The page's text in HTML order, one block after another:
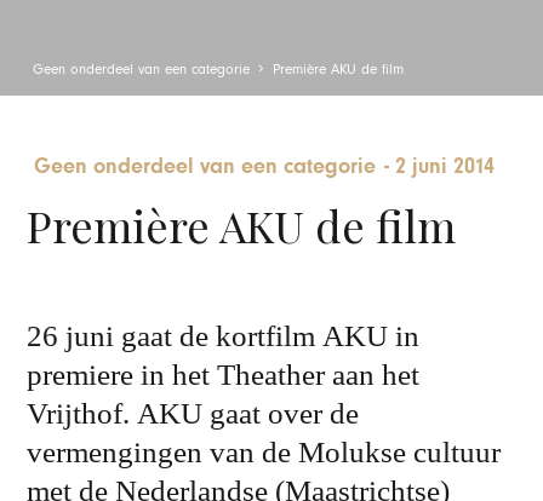
Geen onderdeel van een categorie Première AKU de film
Geen onderdeel van een categorie -2 juni 2014
Première AKU de film
26 juni gaat de kortfilm AKU in
premiere in het Theather aan het
Vrijthof. AKU gaat over de
vermengingen van de Molukse cultuur
met de Nederlandse (Maastrichtse)